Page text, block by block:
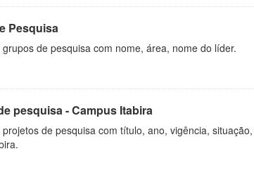
Pesquisa
grupos de pesquisa com nome, área, nome do líder.
pesquisa - Campus Itabira
projetos de pesquisa com título, ano, vigência,